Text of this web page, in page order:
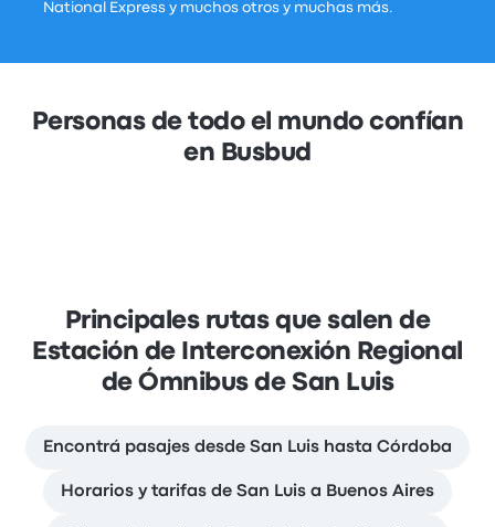
National Express y muchos otros y muchas más.
Personas de todo el mundo confían
en Busbud
Principales rutas que salen de
Estación de Interconexión Regional
de Ómnibus de San Luis
Encontrá pasajes desde San Luis hasta Córdoba
Horarios y tarifas de San Luis a Buenos Aires